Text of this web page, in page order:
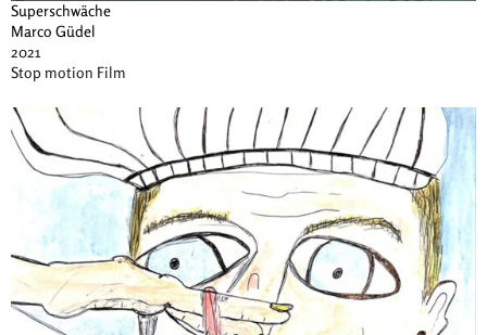
Superschwäche
Marco Güdel
2021
Stop motion Film